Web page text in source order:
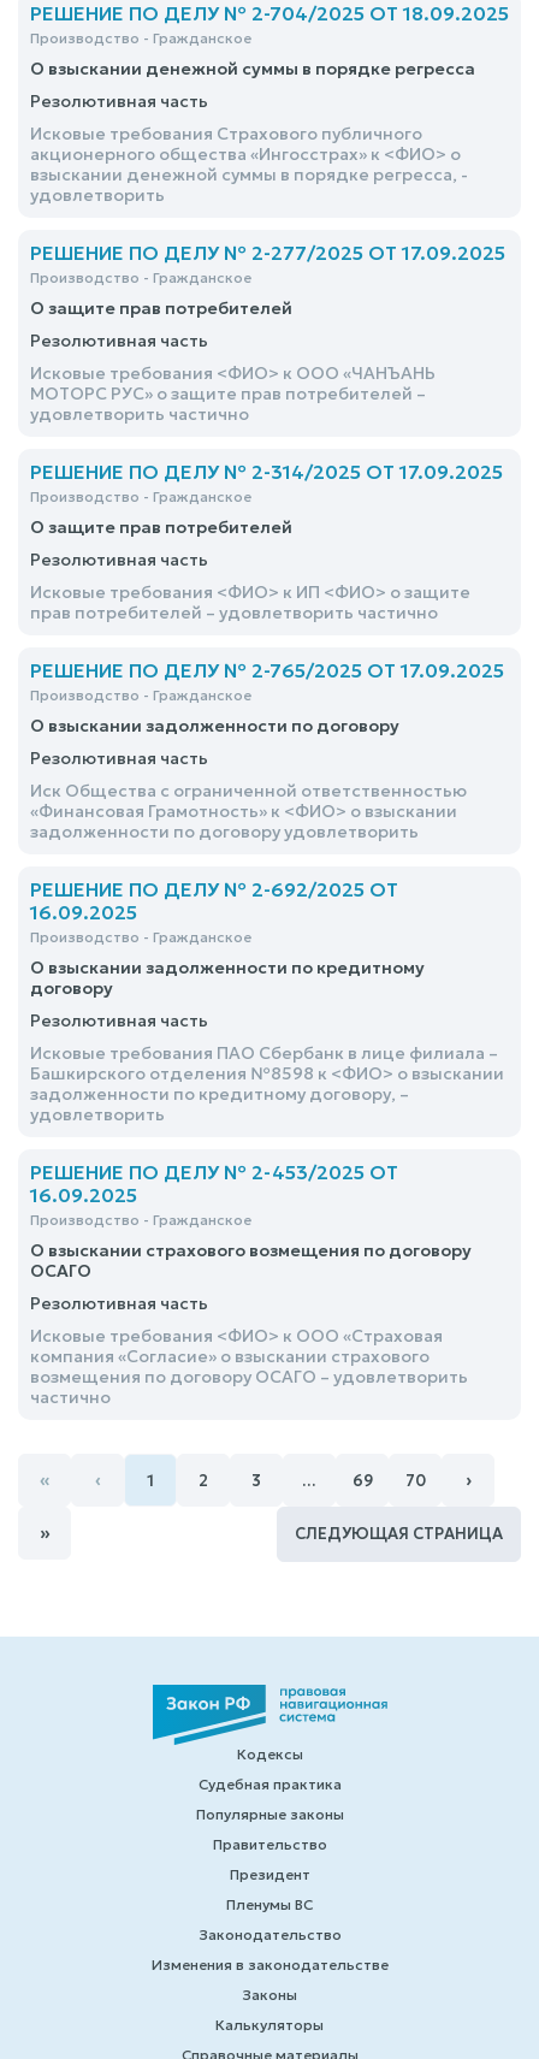
РЕШЕНИЕ ПО ДЕЛУ № 2-704/2025 ОТ 18.09.2025
Производство - Гражданское
О взыскании денежной суммы в порядке регресса
Резолютивная часть
Исковые требования Страхового публичного
акционерного общества «Ингосстрах» к <ФИО> о
взыскании денежной суммы в порядке регресса, -
удовлетворить
РЕШЕНИЕ ПО ДЕЛУ № 2-277/2025 ОТ 17.09.2025
Производство - Гражданское
О защите прав потребителей
Резолютивная часть
Исковые требования <ФИО> к ООО «ЧАНЪАНЬ
МОТОРС РУС» о защите прав потребителей –
удовлетворить частично
РЕШЕНИЕ ПО ДЕЛУ № 2-314/2025 ОТ 17.09.2025
Производство - Гражданское
О защите прав потребителей
Резолютивная часть
Исковые требования <ФИО> к ИП <ФИО> о защите
прав потребителей – удовлетворить частично
РЕШЕНИЕ ПО ДЕЛУ № 2-765/2025 ОТ 17.09.2025
Производство - Гражданское
О взыскании задолженности по договору
Резолютивная часть
Иск Общества с ограниченной ответственностью
«Финансовая Грамотность» к <ФИО> о взыскании
задолженности по договору удовлетворить
РЕШЕНИЕ ПО ДЕЛУ № 2-692/2025 ОТ
16.09.2025
Производство - Гражданское
О взыскании задолженности по кредитному
договору
Резолютивная часть
Исковые требования ПАО Сбербанк в лице филиала –
Башкирского отделения №8598 к <ФИО> о взыскании
задолженности по кредитному договору, –
удовлетворить
РЕШЕНИЕ ПО ДЕЛУ № 2-453/2025 ОТ
16.09.2025
Производство - Гражданское
О взыскании страхового возмещения по договору
ОСАГО
Резолютивная часть
Исковые требования <ФИО> к ООО «Страховая
компания «Согласие» о взыскании страхового
возмещения по договору ОСАГО – удовлетворить
частично
« ‹ 1 2 3 … 69 70 ›
» СЛЕДУЮЩАЯ СТРАНИЦА
Кодексы
Судебная практика
Популярные законы
Правительство
Президент
Пленумы ВС
Законодательство
Изменения в законодательстве
Законы
Калькуляторы
Справочные материалы